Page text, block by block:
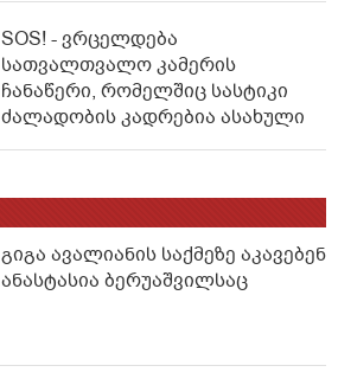
SOS! - ვრცელდება
სათვალთვალო კამერის
ჩანაწერი, რომელშიც სასტიკი
ძალადობის კადრებია ასახული
გიგა ავალიანის საქმეზე აკავებენ
ანასტასია ბერუაშვილსაც